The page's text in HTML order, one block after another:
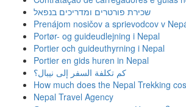
שכירת פורטרים ומדריכים בנפאל
Prenájom nosičov a sprievodcov v
Portør- og guideudlejning i Nepal
Portier och guideuthyrning i Nepal
Portier en gids huren in Nepal
كم تكلفة السفر إلى نيبال؟
How much does the Nepal Trekking
Nepal Travel Agency